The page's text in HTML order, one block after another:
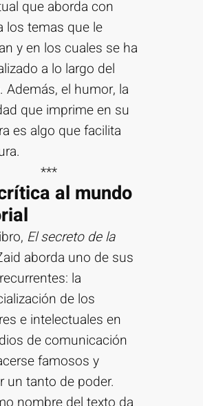
que aborda con
los temas que le
y en los cuales se ha
a lo largo del
Además, el humor, la
que imprime en su
es algo que facilita
***
al mundo
El secreto de la
aborda uno de sus
la
de los
e intelectuales en
de comunicación
famosos y
un tanto de poder.